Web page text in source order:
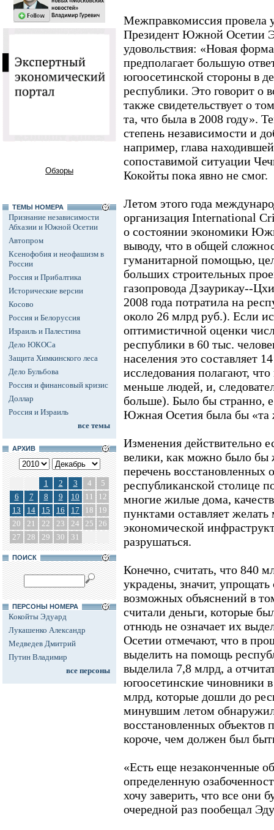
Обзоры
ТЕМЫ НОМЕРА
Признание независимости
Абхазии и Южной Осетии
Автопром
Ксенофобия и неофашизм в
России
Россия и Прибалтика
Исторические версии
Косово
Россия и Белоруссия
Израиль и Палестина
Дело ЮКОСа
Защита Химкинского леса
Дело Бульбова
Россия и финансовый кризис
Доллар
Россия и Израиль
все темы
АРХИВ
1 2 3 4
5
6
7 8 9 10 11
12
13
14 15 16 17 18
19
20
21 22 23 24 25 26
27
28 29 30 31
ПОИСК
ПЕРСОНЫ НОМЕРА
Кокойты Эдуард
Лукашенко Александр
Медведев Дмитрий
Путин Владимир
все персоны
Межправкомиссия провела
Президент Южной Осетии
удовольствия: «Новая
предполагает большую
югоосетинской стороны в
республики. Это говорит о
также свидетельствует о
та, что была в 2008 году».
степень независимости и
например, глава
сопоставимой ситуации
Кокойты пока явно не смог.
Летом этого года
организация Internationаl
о состоянии экономики
выводу, что в общей
гуманитарной помощью,
больших строительных
газопровода Дзаурикау--
2008 года потратила на
около 26 млрд руб.). Если
оптимистичной оценки
республики в 60 тыс.
населения это составляет
исследования полагают,
меньше людей, и,
больше). Было бы странно,
Южная Осетия была бы «та
Изменения действительно
велики, как можно было бы
перечень восстановленных
республиканской столице
многие жилые дома,
пунктами оставляет
экономической
разрушаться.
Конечно, считать, что 840
украдены, значит,
возможных объяснений в
считали деньги, которые
отнюдь не означает их
Осетии отмечают, что в
выделить на помощь
выделила 7,8 млрд, а
югоосетинские чиновники
млрд, которые дошли до
минувшим летом
восстановленных объектов
короче, чем должен был
«Есть еще незаконченные
определенную
хочу заверить, что все они
очередной раз пообещал